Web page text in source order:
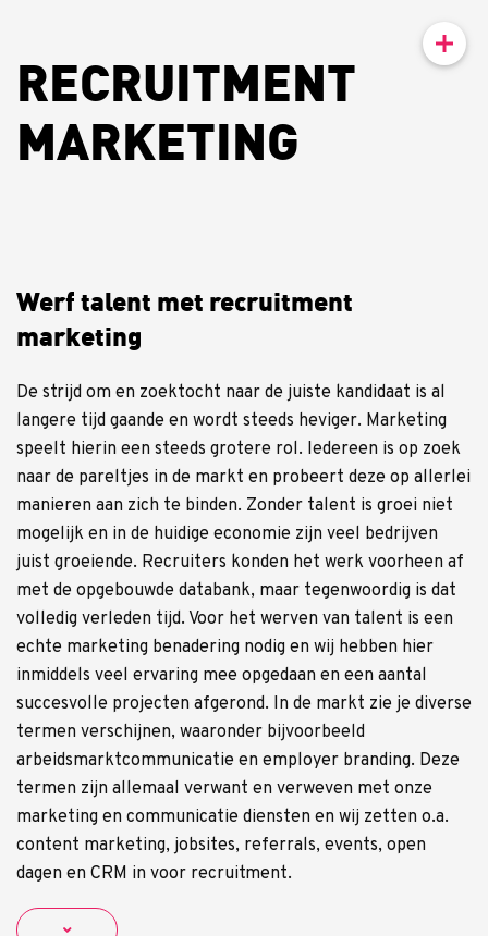
RECRUITMENT
MARKETING
Werf talent met recruitment
marketing
De strijd om en zoektocht naar de juiste kandidaat is al
langere tijd gaande en wordt steeds heviger. Marketing
speelt hierin een steeds grotere rol. Iedereen is op zoek
naar de pareltjes in de markt en probeert deze op allerlei
manieren aan zich te binden. Zonder talent is groei niet
mogelijk en in de huidige economie zijn veel bedrijven
juist groeiende. Recruiters konden het werk voorheen af
met de opgebouwde databank, maar tegenwoordig is dat
volledig verleden tijd. Voor het werven van talent is een
echte marketing benadering nodig en wij hebben hier
inmiddels veel ervaring mee opgedaan en een aantal
succesvolle projecten afgerond. In de markt zie je diverse
termen verschijnen, waaronder bijvoorbeeld
arbeidsmarktcommunicatie en employer branding. Deze
termen zijn allemaal verwant en verweven met onze
marketing en communicatie diensten en wij zetten o.a.
content marketing, jobsites, referrals, events, open
dagen en CRM in voor recruitment.